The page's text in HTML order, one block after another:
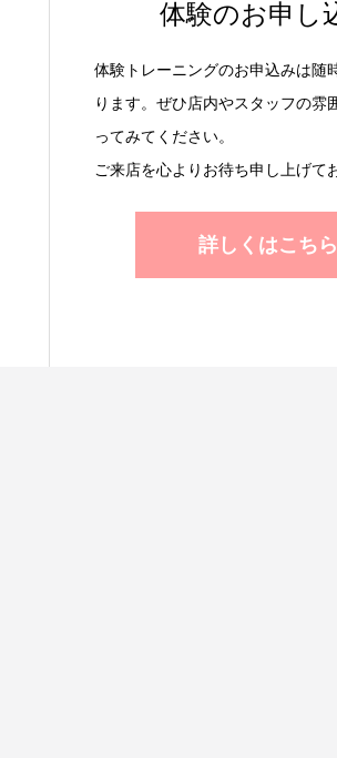
体験のお申し
体験トレーニングのお申込みは随
ります。ぜひ店内やスタッフの雰
ってみてください。
ご来店を心よりお待ち申し上げて
詳しくはこちら